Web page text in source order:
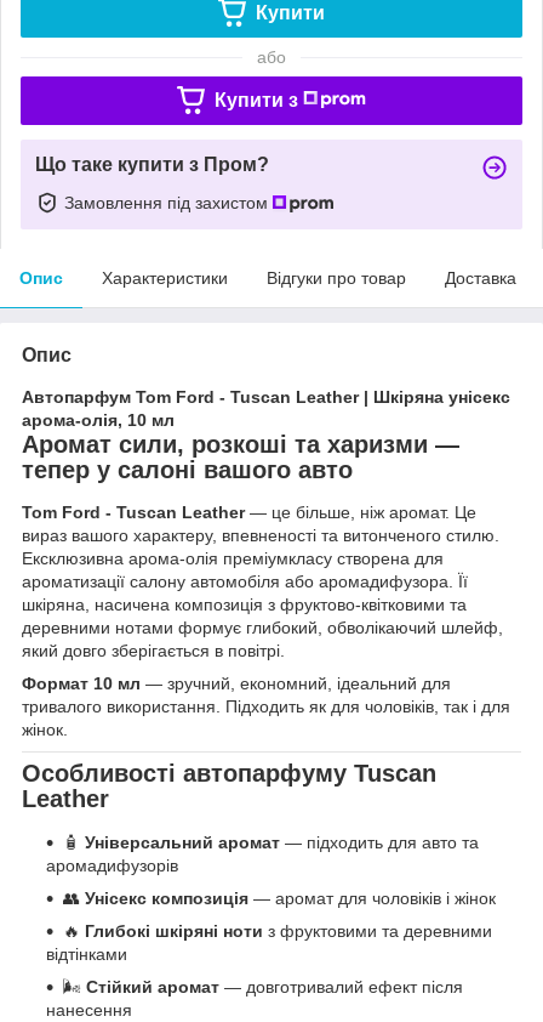
Купити
або
Купити з
Що таке купити з Пром?
Замовлення під захистом
Опис Характеристики Відгуки про товар Доставка
Опис
Автопарфум Tom Ford - Tuscan Leather | Шкіряна унісекс
арома-олія, 10 мл
Аромат сили, розкоші та харизми —
тепер у салоні вашого авто
Tom Ford - Tuscan Leather— це більше, ніж аромат. Це
вираз вашого характеру, впевненості та витонченого стилю.
Ексклюзивна арома-олія преміумкласу створена для
ароматизації салону автомобіля або аромадифузора. Її
шкіряна, насичена композиція з фруктово-квітковими та
деревними нотами формує глибокий, обволікаючий шлейф,
який довго зберігається в повітрі.
Формат 10 мл — зручний, економний, ідеальний для
тривалого використання. Підходить як для чоловіків, так і для
жінок.
Особливості автопарфуму Tuscan
Leather
🧴 Універсальний аромат — підходить для авто та
аромадифузорів
👥 Унісекс композиція — аромат для чоловіків і жінок
🔥 Глибокі шкіряні ноти з фруктовими та деревними
відтінками
🌬 Стійкий аромат — довготривалий ефект після
нанесення